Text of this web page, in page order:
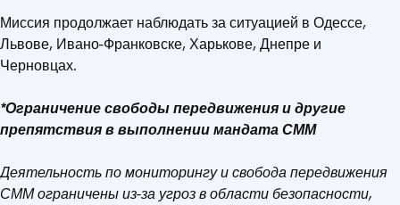
Миссия продолжает наблюдать за ситуацией в Одессе,
Львове, Ивано-Франковске, Харькове, Днепре и
Черновцах.
*Ограничение свободы передвижения и другие
препятствия в выполнении мандата СММ
Деятельность по мониторингу и свобода передвижения
СММ ограничены из-за угроз в области безопасности,